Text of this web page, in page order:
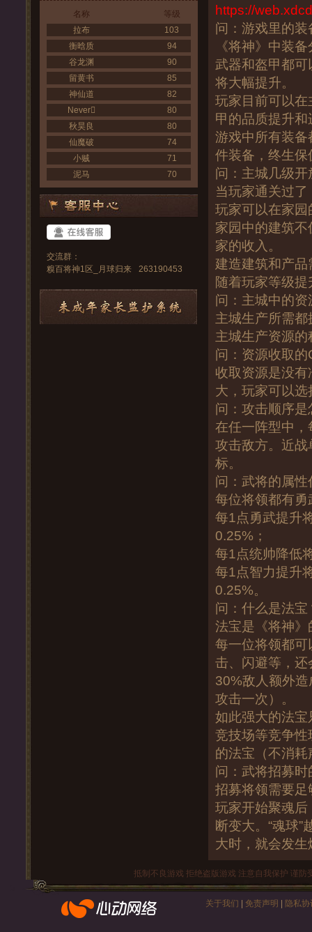
名称
等级
拉布
103
衡晗质
94
谷龙渊
90
留黄书
85
神仙道
82
Never
80
秋昊良
80
仙魔破
74
小贼
71
泥马
70
交流群：
糗百将神1区_月球归来
263190453
https://
问：游戏里的装
《将神》中装
武器和盔甲都
将大幅提升。
玩家目前可以
甲的品质提升
游戏中所有装
件装备，终生
问：主城几级
当玩家通关过了
玩家可以在家
家园中的建筑
家的收入。
建造建筑和产
随着玩家等级
问：主城中的资
主城生产所需都
主城生产资源
问：资源收取的
收取资源是没
大，玩家可以
问：攻击顺序是
在任一阵型中
攻击敌方。近
标。
问：武将的属性
每位将领都有
每1点勇武提升
0.25%；
每1点统帅降低
每1点智力提升
0.25%。
问：什么是法
法宝是《将神
每一位将领都
击、闪避等，
30%敌人额外
攻击一次）。
如此强大的法
竞技场等竞争
的法宝（不消耗
问：武将招募
招募将领需要足
玩家开始聚魂后
断变大。“魂球
大时，就会发
抵制不良游戏 拒绝盗版游戏 注意自我保护 谨
关于我们 免责声明 隐私协